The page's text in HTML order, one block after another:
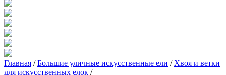
Главная / Большие уличные искусственные ели / Хвоя и ветки
для искусственных елок /